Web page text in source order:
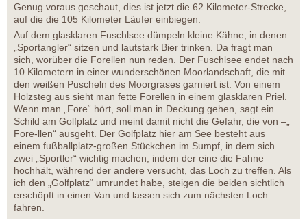
Genug voraus geschaut, dies ist jetzt die 62 Kilometer-Strecke,
auf die die 105 Kilometer Läufer einbiegen:
Auf dem glasklaren Fuschlsee dümpeln kleine Kähne, in denen
„Sportangler“ sitzen und lautstark Bier trinken. Da fragt man
sich, worüber die Forellen nun reden. Der Fuschlsee endet nach
10 Kilometern in einer wunderschönen Moorlandschaft, die mit
den weißen Puscheln des Moorgrases garniert ist. Von einem
Holzsteg aus sieht man fette Forellen in einem glasklaren Priel.
Wenn man „Fore“ hört, soll man in Deckung gehen, sagt ein
Schild am Golfplatz und meint damit nicht die Gefahr, die von –„
Fore-llen“ ausgeht. Der Golfplatz hier am See besteht aus
einem fußballplatz-großen Stückchen im Sumpf, in dem sich
zwei „Sportler“ wichtig machen, indem der eine die Fahne
hochhält, während der andere versucht, das Loch zu treffen. Als
ich den „Golfplatz“ umrundet habe, steigen die beiden sichtlich
erschöpft in einen Van und lassen sich zum nächsten Loch
fahren.